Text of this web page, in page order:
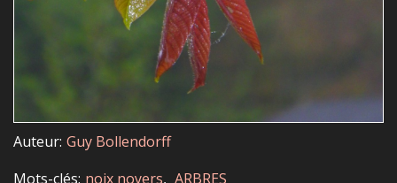
Auteur Guy Bollendorff
Mots-clés noix noyers
ARBRES